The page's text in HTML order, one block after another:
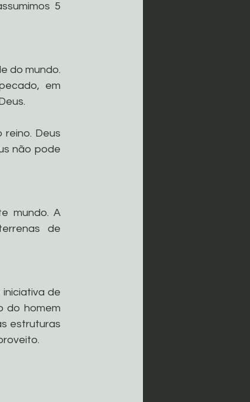
5
do mundo.
em
Deus
não pode
mundo. A
de
de
do homem
estruturas